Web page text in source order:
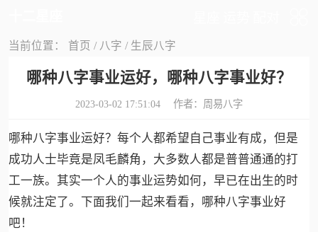
当前位置： 首页 / 八字 / 生辰八字
哪种八字事业运好，哪种八字事业好？
2023-03-02 17:51:04 作者： 周易八字
哪种八字事业运好？每个人都希望自己事业有成，但是
成功人士毕竟是凤毛麟角，大多数人都是普普通通的打
工一族。其实一个人的事业运势如何，早已在出生的时
候就注定了。下面我们一起来看看，哪种八字事业好
吧！